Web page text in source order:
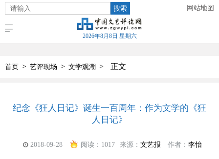
搜索 网站地图
2026年8月8日 星期六
首页 > 艺评现场 > 文学观潮 > 正文
纪念《狂人日记》诞生一百周年：作为文学的《狂
人日记》
2018-09-28 阅读： 1017 来源： 文艺报 作者： 李怡